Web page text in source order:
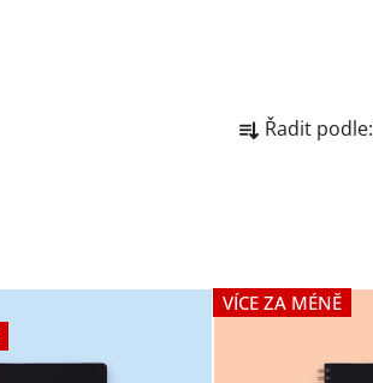
a
p
r
Řadit podle:
VÍCE ZA MÉNĚ